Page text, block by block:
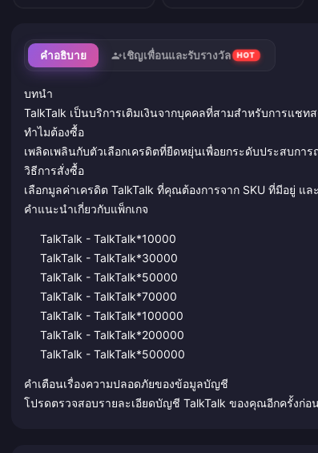
คำอธิบาย เชิญเพื่อนและรับรางวัล HOT
บทนำ
TalkTalk เป็นบริการเติมเงินจากบุคคลที่สามสำหรับการแช
ทำไมต้องซื้อ
เพลิดเพลินกับตัวเลือกเครดิตที่ยืดหยุ่นเพื่อยกระดับประสบก
วิธีการสั่งซื้อ
เลือกมูลค่าเครดิต TalkTalk ที่คุณต้องการจาก SKU ที่มีอยู่
คำแนะนำเกี่ยวกับแพ็กเกจ
TalkTalk - TalkTalk*10000
TalkTalk - TalkTalk*30000
TalkTalk - TalkTalk*50000
TalkTalk - TalkTalk*70000
TalkTalk - TalkTalk*100000
TalkTalk - TalkTalk*200000
TalkTalk - TalkTalk*500000
คำเตือนเรื่องความปลอดภัยของข้อมูลบัญชี
โปรดตรวจสอบรายละเอียดบัญชี TalkTalk ของคุณอีกครั้งก่อ